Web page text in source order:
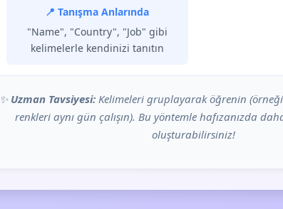
📍 Tanışma Anlarında
"Name", "Country", "Job" gibi
kelimelerle kendinizi tanıtın
✨ Uzman Tavsiyesi: Kelimeleri gruplayarak öğrenin
renkleri aynı gün çalışın). Bu yöntemle hafızanızda
oluşturabilirsiniz!